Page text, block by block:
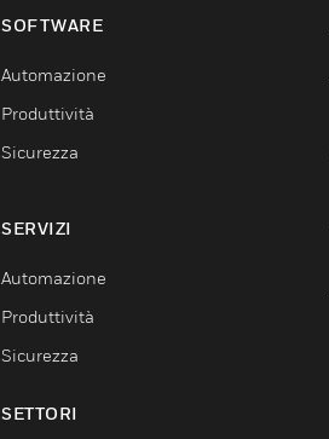
SOFTWARE
Automazione
Produttività
Sicurezza
SERVIZI
Automazione
Produttività
Sicurezza
SETTORI